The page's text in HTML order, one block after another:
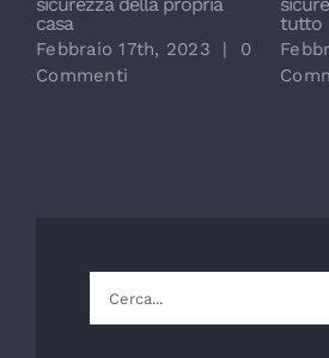
casa
Febbraio 17th, 2023
0
Commenti
tutto
Cerca
per: